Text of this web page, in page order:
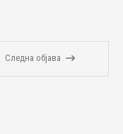
Следна објава